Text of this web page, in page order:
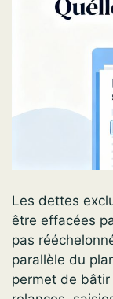
Les dettes
être effacées
pas
parallèle du
permet de bâtir